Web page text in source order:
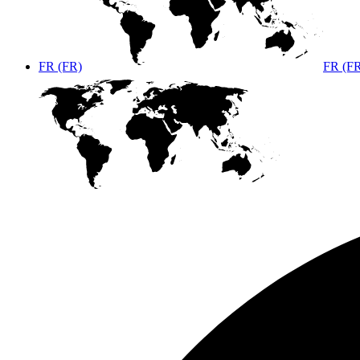
FR (FR) FR